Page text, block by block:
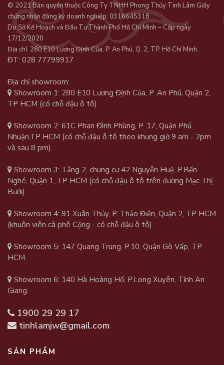
© 2021 Bản quyền thuộc Công Ty TNHH Phong Thủy Tinh Lâm Giấy
chứng nhận đăng ký doanh nghiệp: 0316645318
Do Sở Kế Hoạch và Đầu Tư Thành Phố Hồ Chí Minh – Cấp ngày
17/12/2020
Địa chỉ: 280 E10 Lương Định Của, P. An Phú, Q. 2, TP. Hồ Chí Minh.
ĐT: 028 77799917
Địa chỉ showroom:
Showroom 1: 280 E10 Lương Định Của, P. An Phú, Quận 2,
TP HCM (có chỗ đậu ô tô).
Showroom 2: 61C Phan Đình Phùng, P. 17, Quận Phú
Nhuận,TP HCM (có chỗ đậu ô tô theo khung giờ 9 am - 2pm
và sau 8 pm).
Showroom 3: Tầng 2, chung cư 42 Nguyễn Huệ, P.Bến
Nghé, Quận 1, TP HCM (có chỗ đậu ô tô trên đường Mạc Thị
Bưởi).
Showroom 4: 91 Xuân Thủy, P. Thảo Điền, Quận 2, TP HCM
(khuôn viên cà phê Cộng - có chỗ đậu ô tô).
Showroom 5: 147 Quang Trung, P.10, Quận Gò Vấp, TP
HCM.
Showroom 6: 140 Hà Hoàng Hổ, P.Long Xuyên, Tỉnh An
Giang.
1900 29 29 17
tinhlamjw@gmail.com
SẢN PHẨM